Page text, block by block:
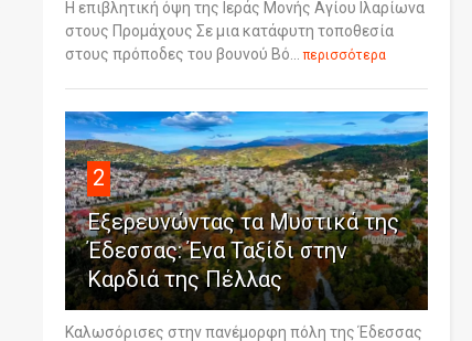
Η επιβλητική όψη της Ιεράς Μονής Αγίου Ιλαρίωνα
στους Προμάχους Σε μια κατάφυτη τοποθεσία
στους πρόποδες του βουνού Βό...
περισσότερα
2
Εξερευνώντας τα Μυστικά της
Έδεσσας: Ένα Ταξίδι στην
Καρδιά της Πέλλας
Καλωσόρισες στην πανέμορφη πόλη της Έδεσσας